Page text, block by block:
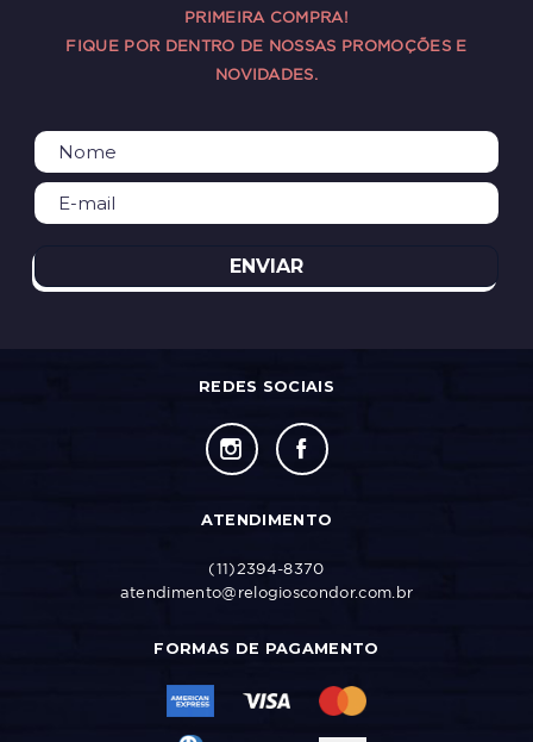
PRIMEIRA COMPRA!
FIQUE POR DENTRO DE NOSSAS PROMOÇÕES E
NOVIDADES.
ENVIAR
FORMAS DE PAGAMENTO
REDES SOCIAIS
ATENDIMENTO
(11)2394-8370
atendimento@relogioscondor.com.br